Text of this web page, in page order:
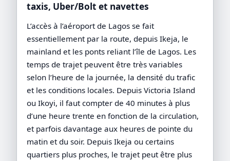
taxis, Uber/Bolt et navettes
L’accès à l’aéroport de Lagos se fait
essentiellement par la route, depuis Ikeja, le
mainland et les ponts reliant l’île de Lagos. Les
temps de trajet peuvent être très variables
selon l’heure de la journée, la densité du trafic
et les conditions locales. Depuis Victoria Island
ou Ikoyi, il faut compter de 40 minutes à plus
d’une heure trente en fonction de la circulation,
et parfois davantage aux heures de pointe du
matin et du soir. Depuis Ikeja ou certains
quartiers plus proches, le trajet peut être plus